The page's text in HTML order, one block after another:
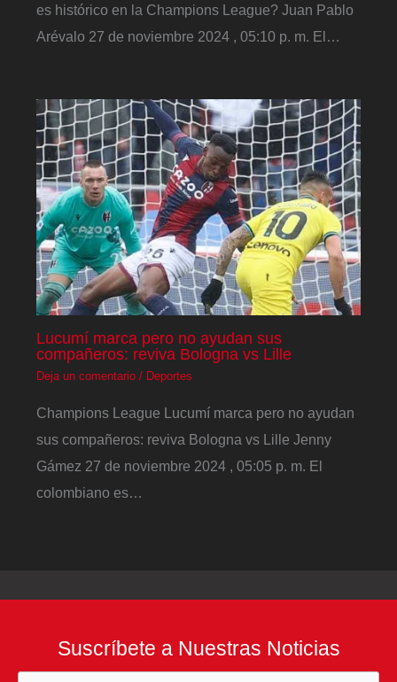
es histórico en la Champions League? Juan Pablo
Arévalo 27 de noviembre 2024 , 05:10 p. m. El…
Lucumí marca pero no ayudan sus
compañeros: reviva Bologna vs Lille
Deja un comentario / Deportes
Champions League Lucumí marca pero no ayudan
sus compañeros: reviva Bologna vs Lille Jenny
Gámez 27 de noviembre 2024 , 05:05 p. m. El
colombiano es…
Suscríbete a Nuestras Noticias